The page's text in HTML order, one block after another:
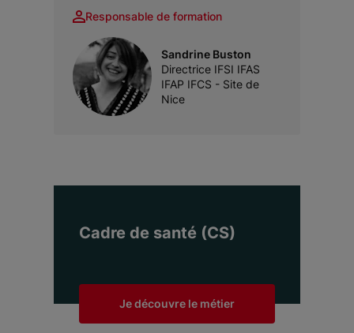
Responsable de formation
Sandrine Buston
Directrice IFSI IFAS
IFAP IFCS - Site de
Nice
Cadre de santé (CS)
Je découvre le métier